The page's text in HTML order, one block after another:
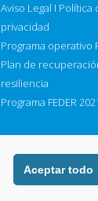
Aviso Legal I Política
privacidad
Programa operativo
Plan de
resiliencia
Programa FEDER
Aceptar todo